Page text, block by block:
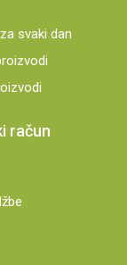
svaki dan
račun